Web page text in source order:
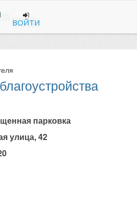
ВОЙТИ
парковка
улица, 42